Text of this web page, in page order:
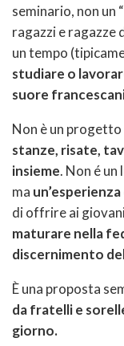
seminario, non un
ragazzi e ragazze
un tempo
studiare o
suore
Non è un
stanze, risate,
insieme. Non é un
ma
di offrire ai
maturare nella
discernimento
È una proposta
da fratelli e
giorno.